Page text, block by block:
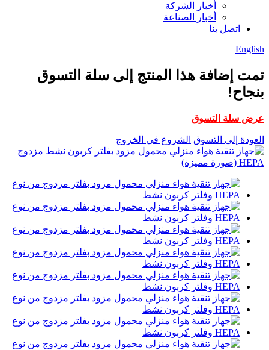
أخبار الشركة
أخبار الصناعة
اتصل بنا
English
تمت إضافة هذا المنتج إلى سلة التسوق
بنجاح!
عرض سلة التسوق
العودة إلى التسوق الشروع في الخروج